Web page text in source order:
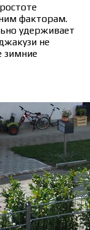
факторам.
удерживает
не
зимние